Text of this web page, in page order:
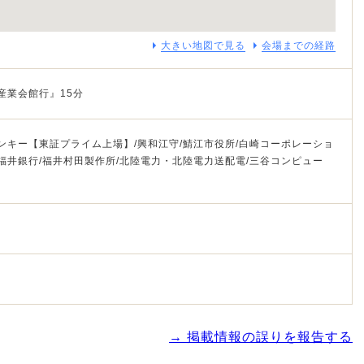
大きい地図で見る 会場までの経路
業会館行』15分
キー【東証プライム上場】/興和江守/鯖江市役所/白崎コーポレーショ
井銀行/福井村田製作所/北陸電力・北陸電力送配電/三谷コンピュー
→ 掲載情報の誤りを報告する